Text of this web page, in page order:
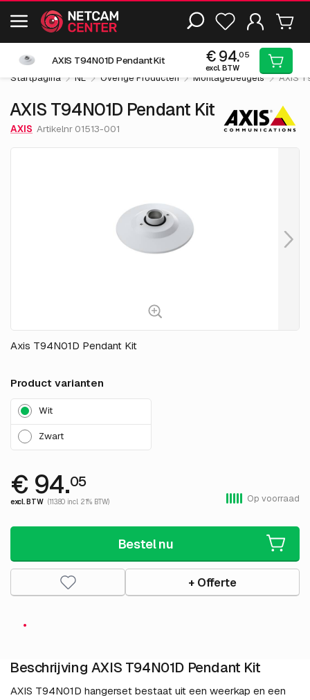
Inclusief EOL-producten
AXIS T94N01D Pendant Kit € 94.05
excl. BTW
Startpagina NL Overige Producten Montagebeugels AXIS
AXIS T94N01D Pendant Kit
AXIS Artikelnr 01513-001
Axis T94N01D Pendant Kit
Product varianten
Wit
Zwart
€ 94.05
excl. BTW (113.80 incl. 21% BTW) Op voorraad
Bestel nu
+ Offerte
Beschrijving AXIS T94N01D Pendant Kit
AXIS T94N01D hangerset bestaat uit een weerkap en een